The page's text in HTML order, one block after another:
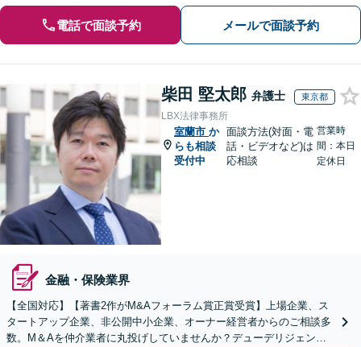
電話で面談予約 メールで面談予約
柴田 堅太郎 弁護士 東京都
LBX法律事務所
室蘭市 か
らも相談
受付中
面談方法(対面・電
話・ビデオなど)は
応相談
営業時
間：本日
定休日
金融・保険業界
【全国対応】【著書2作がM&Aフォーラム賞正賞受賞】上場企業、ス
タートアップ企業、非公開中小企業、オーナー経営者からのご相談多
数。M＆Aを仲介業者に丸投げしていませんか？デューデリジェンス